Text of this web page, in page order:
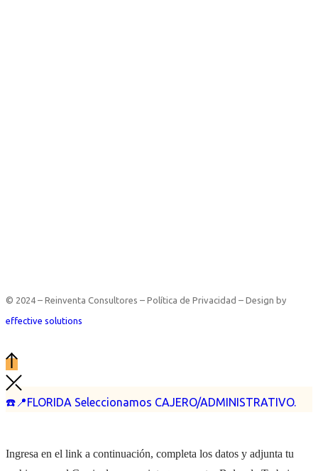
☎️📍FLORIDA Seleccionamos CAJERO/ADMINISTRATIVO.
© 2024 – Reinventa Consultores – Política de Privacidad – Design by
effective solutions
Ingresa en el link a continuación, completa los datos y adjunta tu